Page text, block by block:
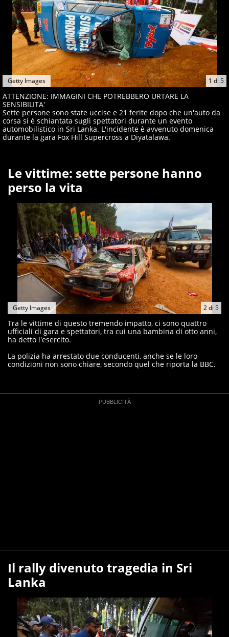
1 di 5
Getty Images
ATTENZIONE: IMMAGINI CHE POTREBBERO URTARE LA
SENSIBILITA'
Sette persone sono state uccise e 21 ferite dopo che un'auto da
corsa si è schiantata sugli spettatori durante un evento
automobilistico in Sri Lanka. L'incidente è avvenuto domenica
durante la gara Fox Hill Supercross a Diyatalawa.
Le vittime: sette persone hanno
perso la vita
2di 5
Getty Images
Tra le vittime di questo tremendo impatto, ci sono quattro
ufficiali di gara e spettatori, tra cui una bambina di otto anni,
ha detto l'esercito.
La polizia ha arrestato due conducenti, anche se le loro
condizioni non sono chiare, secondo quel che riporta la BBC.
Il rally divenuto tragedia in Sri
Lanka